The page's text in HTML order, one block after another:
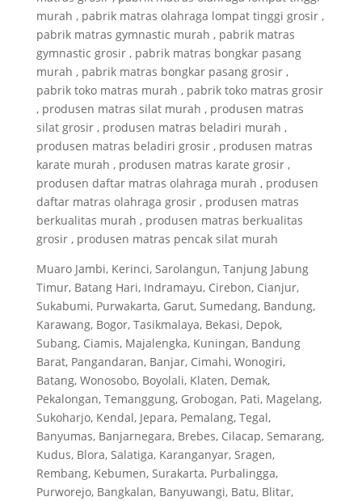
murah , pabrik matras olahraga lompat tinggi grosir ,
pabrik matras gymnastic murah , pabrik matras
gymnastic grosir , pabrik matras bongkar pasang
murah , pabrik matras bongkar pasang grosir ,
pabrik toko matras murah , pabrik toko matras grosir
, produsen matras silat murah , produsen matras
silat grosir , produsen matras beladiri murah ,
produsen matras beladiri grosir , produsen matras
karate murah , produsen matras karate grosir ,
produsen daftar matras olahraga murah , produsen
daftar matras olahraga grosir , produsen matras
berkualitas murah , produsen matras berkualitas
grosir , produsen matras pencak silat murah
Muaro Jambi, Kerinci, Sarolangun, Tanjung Jabung
Timur, Batang Hari, Indramayu, Cirebon, Cianjur,
Sukabumi, Purwakarta, Garut, Sumedang, Bandung,
Karawang, Bogor, Tasikmalaya, Bekasi, Depok,
Subang, Ciamis, Majalengka, Kuningan, Bandung
Barat, Pangandaran, Banjar, Cimahi, Wonogiri,
Batang, Wonosobo, Boyolali, Klaten, Demak,
Pekalongan, Temanggung, Grobogan, Pati, Magelang,
Sukoharjo, Kendal, Jepara, Pemalang, Tegal,
Banyumas, Banjarnegara, Brebes, Cilacap, Semarang,
Kudus, Blora, Salatiga, Karanganyar, Sragen,
Rembang, Kebumen, Surakarta, Purbalingga,
Purworejo, Bangkalan, Banyuwangi, Batu, Blitar,